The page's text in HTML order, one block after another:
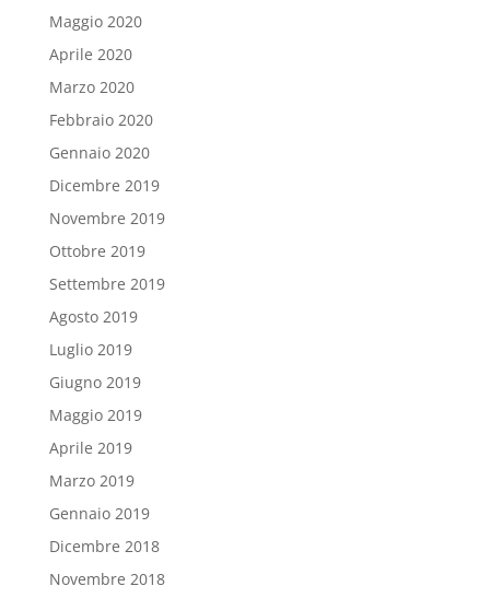
Maggio 2020
Aprile 2020
Marzo 2020
Febbraio 2020
Gennaio 2020
Dicembre 2019
Novembre 2019
Ottobre 2019
Settembre 2019
Agosto 2019
Luglio 2019
Giugno 2019
Maggio 2019
Aprile 2019
Marzo 2019
Gennaio 2019
Dicembre 2018
Novembre 2018